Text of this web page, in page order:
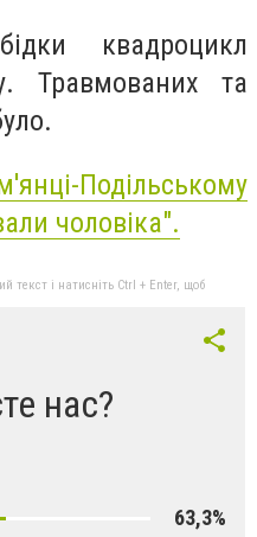
квадроцикл
Травмованих та
Подільському
чоловіка".
текст і натисніть Ctrl + Enter, щоб
нас?
63,3%